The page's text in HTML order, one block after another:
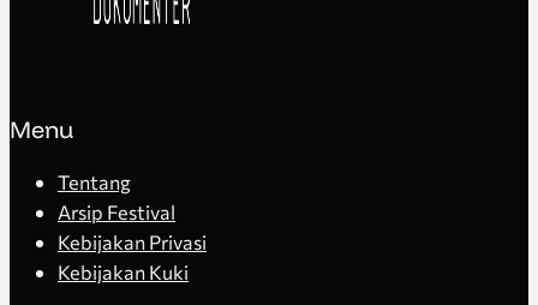
Menu
Tentang
Arsip Festival
Kebijakan Privasi
Kebijakan Kuki